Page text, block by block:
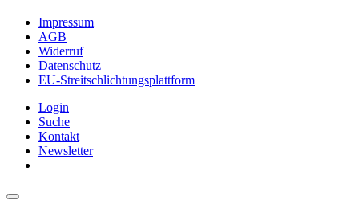
Impressum
AGB
Widerruf
Datenschutz
EU-Streitschlichtungsplattform
Login
Suche
Kontakt
Newsletter